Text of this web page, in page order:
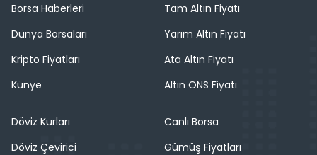
Borsa Haberleri
Dünya Borsaları
Kripto Fiyatları
Künye
Tam Altın Fiyatı
Yarım Altın Fiyatı
Ata Altın Fiyatı
Altın ONS Fiyatı
Döviz Kurları
Döviz Çevirici
Canlı Borsa
Gümüş Fiyatları